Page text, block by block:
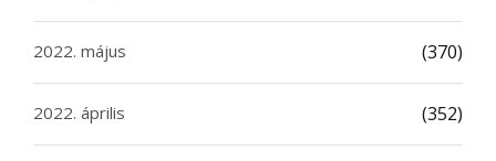
2022. május (370)
2022. április (352)